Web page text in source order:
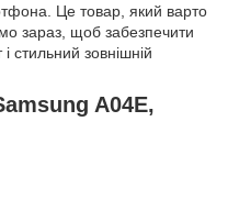
Це товар, який варто
зараз, щоб забезпечити
стильний зовнішній
A04E,